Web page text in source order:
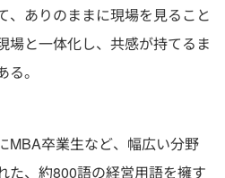
、ありのままに現場を見ること
場と一体化し、共感が持てるま
。
MBA卒業生など、幅広い分野
た、約800語の経営用語を擁す